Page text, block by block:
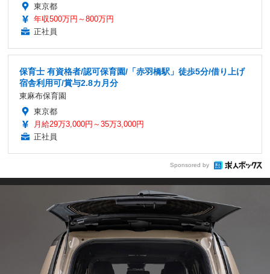
東京都
年収500万円～800万円
正社員
保育士 有資格者/認可保育園/「赤羽橋駅」徒歩5分/借り上げ
宿舎利用可/賞与2.8カ月分
東麻布保育園
東京都
月給29万3,000円～35万3,000円
正社員
Sponsored by